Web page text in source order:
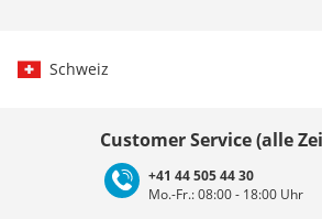
Schweiz
Deutschland Österreich
Customer Service (alle
+41 44 505 44 30
Mo.-Fr.: 08:00 - 18:00 Uhr